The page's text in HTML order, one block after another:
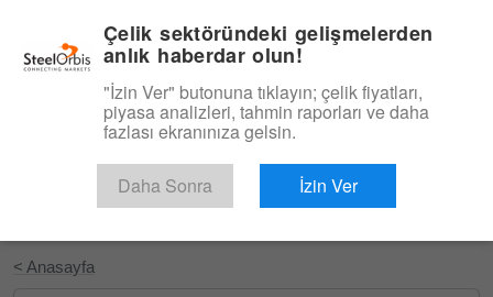
Ücretsiz Deneyin
< Anasayfa
Çelik sektöründeki gelişmelerden
anlık haberdar olun!
"İzin Ver" butonuna tıklayın; çelik fiyatları,
piyasa analizleri, tahmin raporları ve daha
fazlası ekranınıza gelsin.
Daha Sonra İzin Ver